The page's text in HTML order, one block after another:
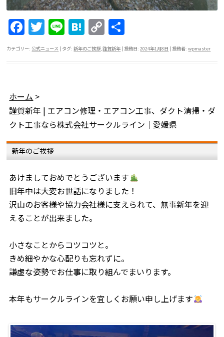
F
a
c
b
o
o
k
T
w
itt
Li
n
e
H
at
e
C
o
p
n
k
有
カテゴリー:公式ニュース | タグ:新年のご挨拶,謹賀新年 | 投稿日:2024年1月8日 |投稿者:wpmaster
ホーム >
謹賀新年 | エアコン修理・エアコン工事、ダクト清掃・ダ
クト工事なら株式会社サークルライン｜愛媛県
新年のご挨拶
あけましておめでとうございます
旧年中は大変お世話になりました！
沢山のお客様や協力会社様に支えられて、無事新年を迎
えることが出来ました。
小さなことからコツコツと。
きめ細やかな心配りも忘れずに。
謙虚な姿勢でお仕事に取り組んでまいります。
本年もサークルラインを宜しくお願い申し上げます